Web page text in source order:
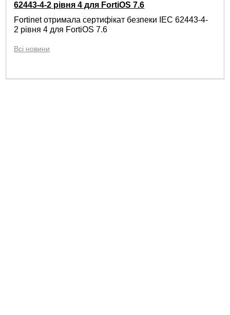
62443-4-2 рівня 4 для FortiOS 7.6
Fortinet отримала сертифікат безпеки IEC 62443-4-
2 рівня 4 для FortiOS 7.6
Всі новини